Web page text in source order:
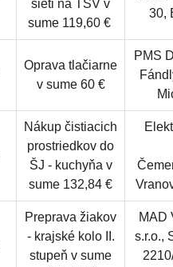
sieti na TSV v
sume 119,60 €
30,
Oprava tlačiarne
v sume 60 €
PMS
Nákup čistiacich
prostriedkov do
ŠJ - kuchyňa v
sume 132,84 €
Preprava žiakov
- krajské kolo II.
stupeň v sume
MAD
s.r.o.,